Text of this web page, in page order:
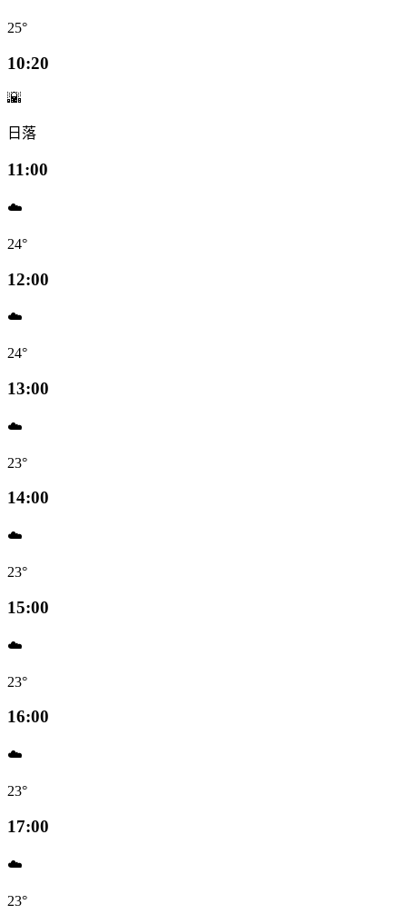
25°
10:20
🌇
日落
11:00
☁️
24°
12:00
☁️
24°
13:00
☁️
23°
14:00
☁️
23°
15:00
☁️
23°
16:00
☁️
23°
17:00
☁️
23°